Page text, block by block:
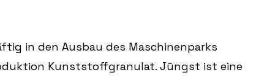
in den Ausbau des Maschinenparks
Kunststoffgranulat. Jüngst ist eine